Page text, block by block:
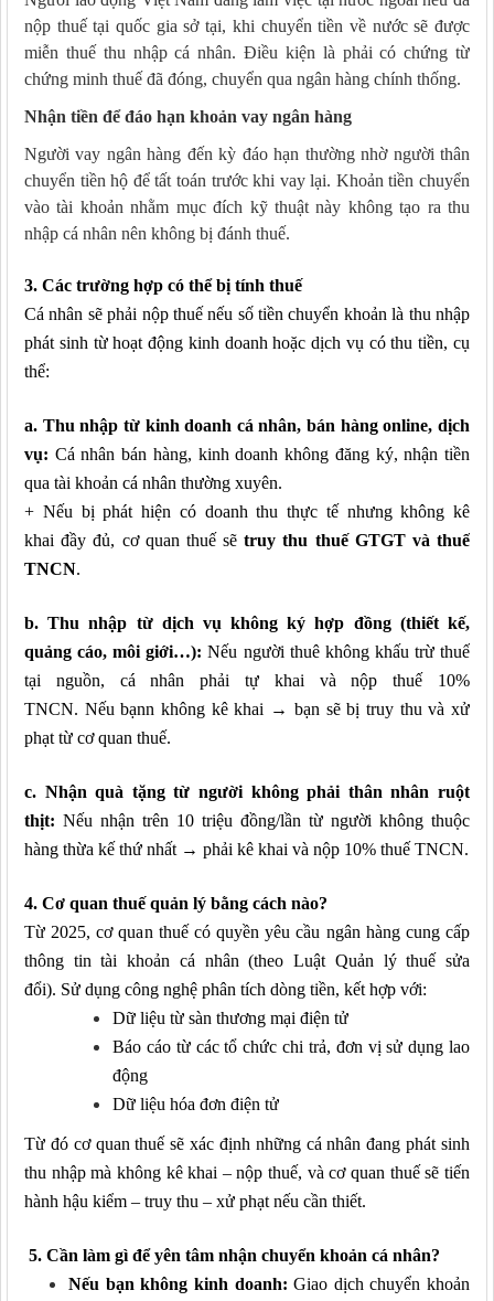
nộp thuế tại quốc gia sở tại, khi chuyển tiền về nước sẽ được
miễn thuế thu nhập cá nhân. Điều kiện là phải có chứng từ
chứng minh thuế đã đóng, chuyển qua ngân hàng chính thống.
Nhận tiền để đáo hạn khoản vay ngân hàng
Người vay ngân hàng đến kỳ đáo hạn thường nhờ người thân
chuyển tiền hộ để tất toán trước khi vay lại. Khoản tiền chuyển
vào tài khoản nhằm mục đích kỹ thuật này không tạo ra thu
nhập cá nhân nên không bị đánh thuế.
3. Các trường hợp có thể bị tính thuế
Cá nhân sẽ phải nộp thuế nếu số tiền chuyển khoản là thu nhập
phát sinh từ hoạt động kinh doanh hoặc dịch vụ có thu tiền, cụ
thể:
a. Thu nhập từ kinh doanh cá nhân, bán hàng online, dịch
vụ: Cá nhân bán hàng, kinh doanh không đăng ký, nhận tiền
qua tài khoản cá nhân thường xuyên.
+ Nếu bị phát hiện có doanh thu thực tế nhưng không kê
khai đầy đủ, cơ quan thuế sẽtruy thu thuế GTGT và thuế
TNCN.
b. Thu nhập từ dịch vụ không ký hợp đồng (thiết kế,
quảng cáo, môi giới…):Nếu người thuê không khấu trừ thuế
tại nguồn, cá nhân phải tự khai và nộp thuế 10%
TNCN. Nếubạnnkhông kê khai → bạn sẽbị truy thu và xử
phạt từ cơ quan thuế.
c. Nhận quà tặng từ người không phải thân nhân ruột
thịt: Nếu nhận trên 10 triệu đồng/lần từ người không thuộc
hàng thừa kế thứ nhất → phải kê khai và nộp 10% thuế TNCN.
4. Cơ quan thuế quản lý bằng cách nào?
Từ 2025, cơ quan thuế có quyền yêu cầu ngân hàng cung cấp
thông tin tài khoản cá nhân (theo Luật Quản lý thuế sửa
đổi). Sử dụng công nghệ phân tích dòng tiền, kết hợp với:
Dữ liệu từ sàn thương mại điện tử
Báo cáo từ các tổ chức chi trả, đơn vị sử dụng lao
động
Dữ liệu hóa đơn điện tử
Từ đócơ quan thuế sẽ xác định những cá nhân đang phát sinh
thu nhập mà không kê khai – nộp thuế, vàcơ quan thuế sẽtiến
hành hậu kiểm – truy thu – xử phạt nếu cần thiết.
5. Cần làm gì để yên tâm nhận chuyển khoản cá nhân?
Nếu bạn không kinh doanh: Giao dịchchuyển khoản